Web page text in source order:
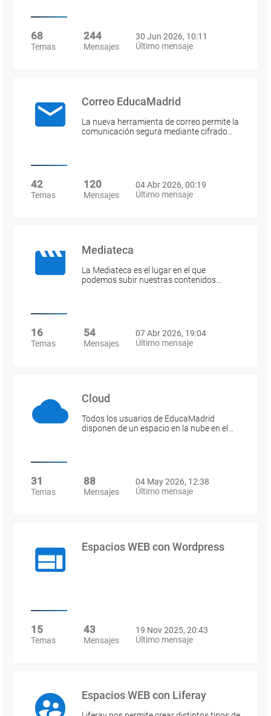
68
Temas
244
Mensajes
30 Jun 2026, 10:11
Último mensaje
Correo EducaMadrid
La nueva herramienta de correo permite la
comunicación segura mediante cifrado…
42
Temas
120
Mensajes
04 Abr 2026, 00:19
Último mensaje
Mediateca
La Mediateca es el lugar en el que
podemos subir nuestras contenidos…
16
Temas
54
Mensajes
07 Abr 2026, 19:04
Último mensaje
Cloud
Todos los usuarios de EducaMadrid
disponen de un espacio en la nube en el…
31
Temas
88
Mensajes
04 May 2026, 12:38
Último mensaje
Espacios WEB con Wordpress
15
Temas
43
Mensajes
19 Nov 2025, 20:43
Último mensaje
Espacios WEB con Liferay